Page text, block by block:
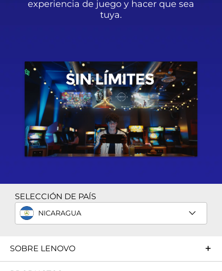
experiencia de juego y hacer que sea
tuya.
SELECCIÓN DE PAÍS
NICARAGUA
SOBRE LENOVO